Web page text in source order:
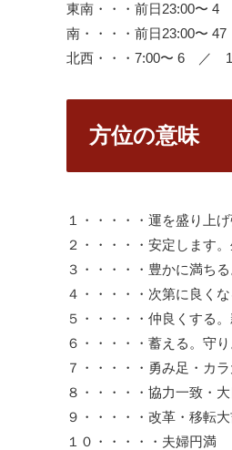
東南・・・前日23:00
南・・・・前日23:00
北西・・・7:00〜 6 ／
方位の意味
１・・・・・運を盛り上
２・・・・・安定します
３・・・・・豊かに満ち
４・・・・・次第に良く
５・・・・・仲良くする
６・・・・・蓄える。守
７・・・・・勇み足・カ
８・・・・・協力一致・
９・・・・・改革・移転
１０・・・・・夫婦円満